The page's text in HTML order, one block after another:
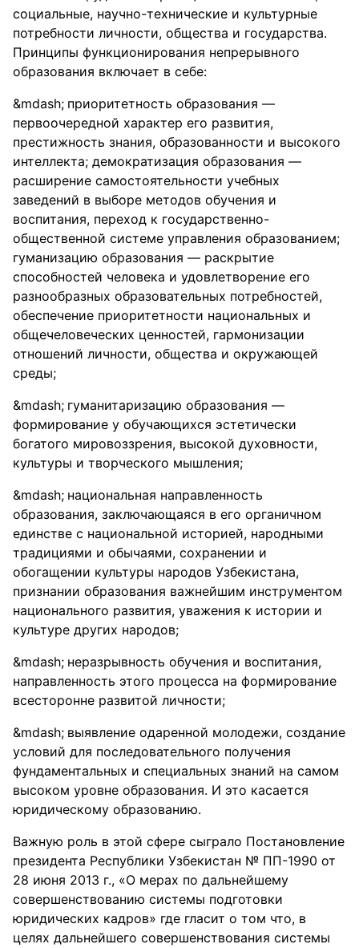
социальные, научно-технические и культурные
потребности личности, общества и государства.
Принципы функционирования непрерывного
образования включает в себе:
приоритетность образования —
первоочередной характер его развития,
престижность знания, образованности и высокого
интеллекта; демократизация образования —
расширение самостоятельности учебных
заведений в выборе методов обучения и
воспитания, переход к государственно-
общественной системе управления образованием;
гуманизацию образования — раскрытие
способностей человека и удовлетворение его
разнообразных образовательных потребностей,
обеспечение приоритетности национальных и
общечеловеческих ценностей, гармонизации
отношений личности, общества и окружающей
среды;
гуманитаризацию образования —
формирование у обучающихся эстетически
богатого мировоззрения, высокой духовности,
культуры и творческого мышления;
национальная направленность
образования, заключающаяся в его органичном
единстве с национальной историей, народными
традициями и обычаями, сохранении и
обогащении культуры народов Узбекистана,
признании образования важнейшим инструментом
национального развития, уважения к истории и
культуре других народов;
неразрывность обучения и воспитания,
направленность этого процесса на формирование
всесторонне развитой личности;
выявление одаренной молодежи, создание
условий для последовательного получения
фундаментальных и специальных знаний на самом
высоком уровне образования. И это касается
юридическому образованию.
Важную роль в этой сфере сыграло Постановление
президента Республики Узбекистан № ПП-1990 от
28 июня 2013 г., «О мерах по дальнейшему
совершенствованию системы подготовки
юридических кадров» где гласит о том что, в
целях дальнейшего совершенствования системы